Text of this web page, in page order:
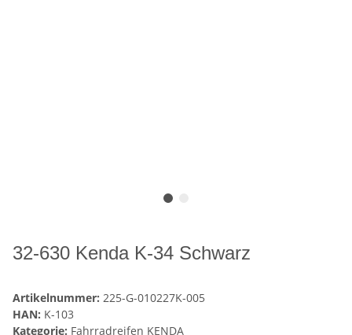
32-630 Kenda K-34 Schwarz
Artikelnummer: 225-G-010227K-005
HAN: K-103
Kategorie: Fahrradreifen KENDA